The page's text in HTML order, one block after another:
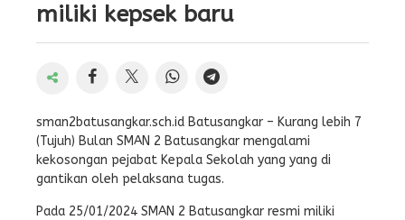
miliki kepsek baru
sman2batusangkar.sch.id Batusangkar – Kurang lebih 7
(Tujuh) Bulan SMAN 2 Batusangkar mengalami
kekosongan pejabat Kepala Sekolah yang yang di
gantikan oleh pelaksana tugas.
Pada 25/01/2024 SMAN 2 Batusangkar resmi miliki